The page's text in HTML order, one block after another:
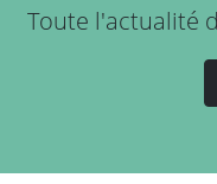
Toute l'actualité